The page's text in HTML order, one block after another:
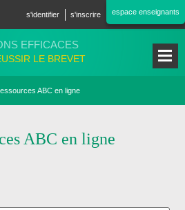
s'identifier s'inscrire espace enseignants
EFFICACES
LE BREVET
ABC en ligne
ABC en ligne